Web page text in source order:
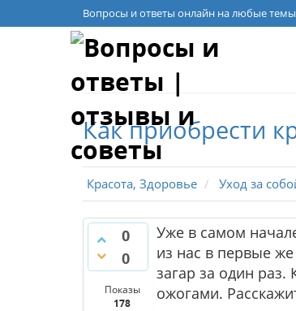
Вопросы и ответы онлайн на любые темы
Как приобрести
Красота, Здоровье Уход за
0
0
Показы
178
Уже в самом
из нас в первые
загар за один раз.
ожогами.